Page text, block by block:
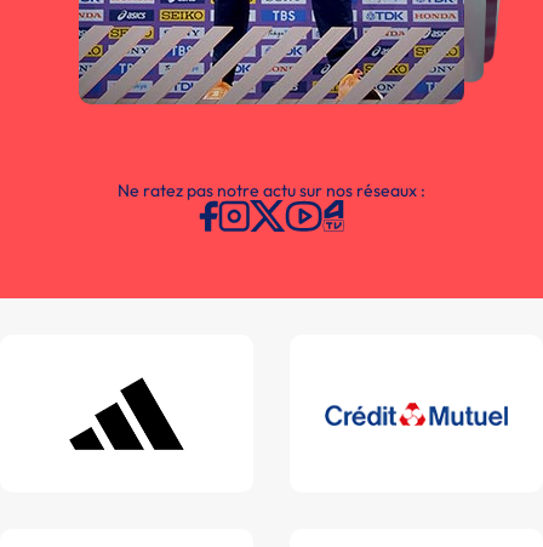
Ne ratez pas notre actu sur nos réseaux :